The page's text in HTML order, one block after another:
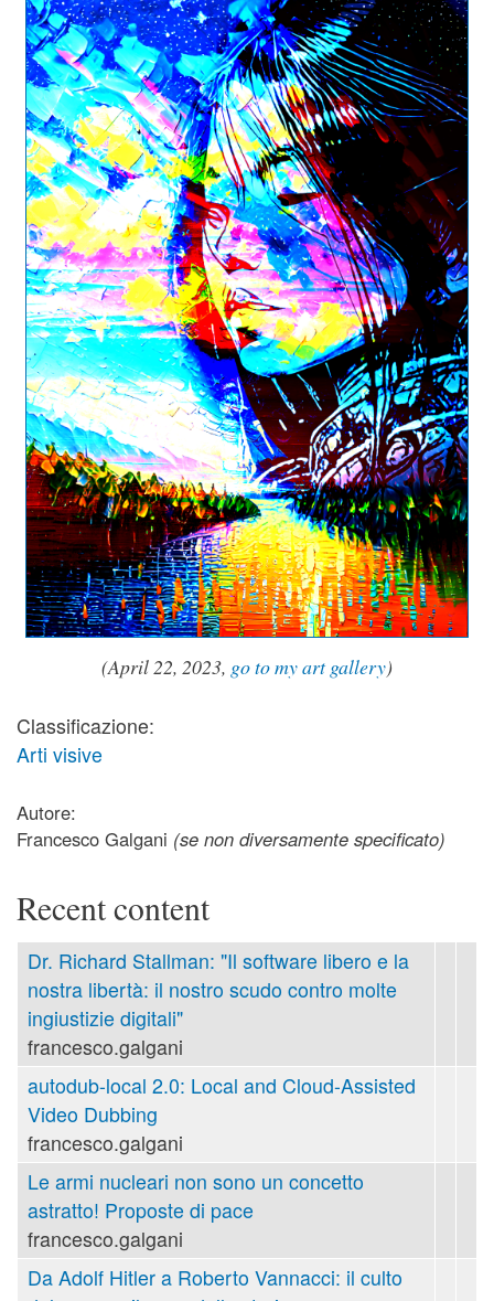
(April 22, 2023, go to my art gallery)
Classificazione:
Arti visive
Autore:
Francesco Galgani (se non diversamente specificato)
Recent content
Dr. Richard Stallman: "Il software libero e la
nostra libertà: il nostro scudo contro molte
ingiustizie digitali"
francesco.galgani
autodub-local 2.0: Local and Cloud-Assisted
Video Dubbing
francesco.galgani
Le armi nucleari non sono un concetto
astratto! Proposte di pace
francesco.galgani
Da Adolf Hitler a Roberto Vannacci: il culto